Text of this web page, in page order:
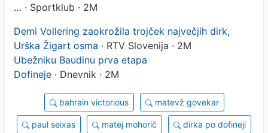
… · Sportklub · 2M
Demi Vollering zaokrožila trojček največjih dirk,
Urška Žigart osma · RTV Slovenija · 2M
Ubežniku Baudinu prva etapa
Dofineje · Dnevnik · 2M
bahrain victorious matevž govekar
paul seixas matej mohorič dirka po dofineji